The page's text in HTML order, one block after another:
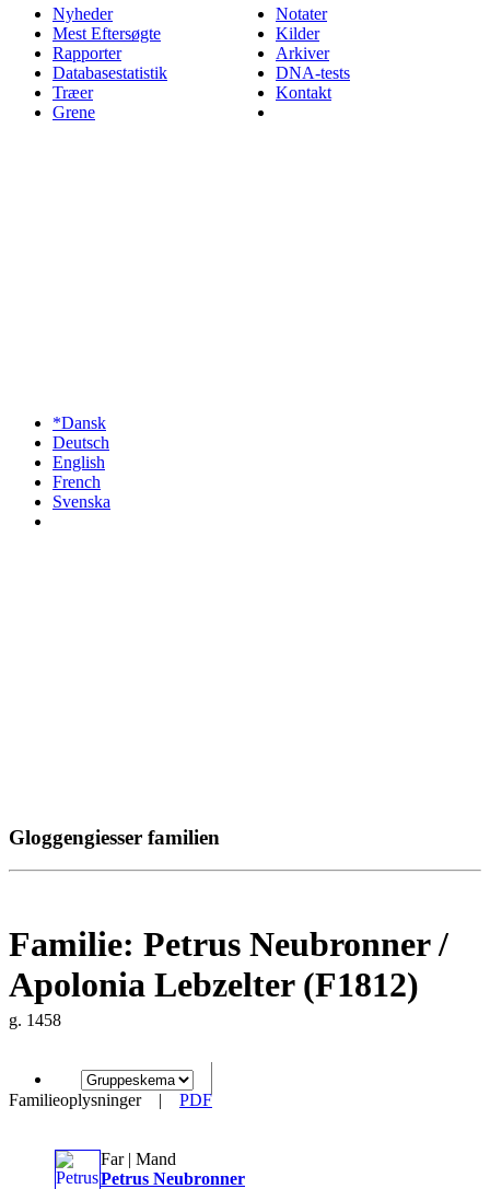
Nyheder
Mest Eftersøgte
Rapporter
Databasestatistik
Træer
Grene
Notater
Kilder
Arkiver
DNA-tests
Kontakt
*Dansk
Deutsch
English
French
Svenska
Gloggengiesser familien
Familie: Petrus Neubronner /
Apolonia Lebzelter (F1812)
g. 1458
Familieoplysninger| PDF
Far | Mand
Petrus Neubronner